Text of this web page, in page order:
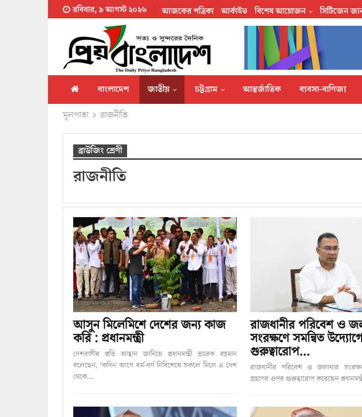
রবিবার, ৯ আগস্ট ২০২৬ আজকের পত্রিকা আর্কাইভ বিশেষ আয়োজন সিটিজেন
বাংলাদেশ জাতীয় চট্টগ্রাম আন্তর্জাতিক ব্যবসা-বাণিজ্য
তথ্য প্রযুক্তি প্রবাস জীবন
মূলপাতা রাজনীতি
ব্রাউজিং শ্রেণী
রাজনীতি
আসুন মিলেমিশে দেশের জন্য কাজ
করি : প্রধানমন্ত্রী
দেশবাসীর প্রতি আহ্বান জানিয়ে প্রধানমন্ত্রী তারেক রহমান
বলেছেন, ‘কদিন আগে ধর্ম-বর্ণ নির্বিশেষে সকলে মিলে এ দেশ
থেকে…
রাজধানীর পরিবেশ ও
সংরক্ষণে সমন্বিত
গুরুত্বারোপ…
রাজধানীর পরিবেশ ও জলাধার
গ্রহণের ওপর গুরুত্বারোপ করেছেন